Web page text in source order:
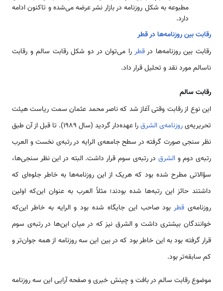
مطبوعه به شکل روزنامه در بازار نشر عرضه می‌شده و تاكنون ادامه
دارد.
رقابت بین روزنامه‌ها در قطر
رقابت بین روزنامه‌ها درقطر را می‌توان در دو شکل رقابت سالم و رقابت
ناسالم مورد نقد و تحلیل قرار داد.
رقابت سالم
این نوع از رقابت وقتی آغاز شد که ناصر محمد عثمان سمت ریاست هیئت
تحریریه‌یروزنامه‌ی الشرق
را عهده‌دار گردید (سال 1989). تا قبل از آن طبق
نظر سنجی صورت گرفته در سطح جامعه‌ی الرایه در رتبه‌ی نخست و العرب
رتبه‌ی دوم والشرق در رتبه‌ی سوم قرار داشت. البته در این نظر سنجی‌ها،
سؤالاتی مطرح شده بود که هریک از این روزنامه‌ها به خاطر جلوه‌ای که
داشتند حائز این رتبه‌ها شده بودند؛ مثلاً العرب به عنوان این‌که اولین
روزنامه‌ی قطربود صاحب این جایگاه شده بود و الرایه به خاطر این‌که
خوانندگان بیشتری داشت و الشرق نیز که در میان این‌ها در رتبه‌ی سوم
قرار گرفته بود به این خاطر بود که در بین این سه روزنامه از همه جوان‌تر و
کم سابقه‌تر بود.
موضوع رقابت سالم در بافت و چینش خبری و صفحه‌ آرایی این سه روزنامه